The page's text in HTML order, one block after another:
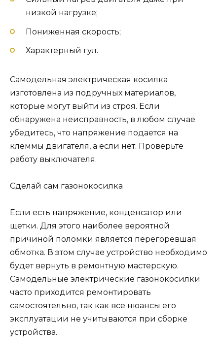
низкой нагрузке;
Пониженная скорость;
Характерный гул.
Самодельная электрическая косилка
изготовлена ​​из подручных материалов,
которые могут выйти из строя. Если
обнаружена неисправность, в любом случае
убедитесь, что напряжение подается на
клеммы двигателя, а если нет. Проверьте
работу выключателя.
Сделай сам газонокосилка
Если есть напряжение, конденсатор или
щетки. Для этого наиболее вероятной
причиной поломки является перегоревшая
обмотка. В этом случае устройство необходимо
будет вернуть в ремонтную мастерскую.
Самодельные электрические газонокосилки
часто приходится ремонтировать
самостоятельно, так как все нюансы его
эксплуатации не учитываются при сборке
устройства.